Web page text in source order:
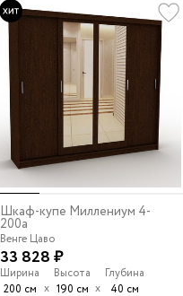
Шкаф-купе Миллениум 4-
200a
Венге Цаво
33 828 ₽
Ширина
200 см х
Высота
190 см х
Глубина
40 см